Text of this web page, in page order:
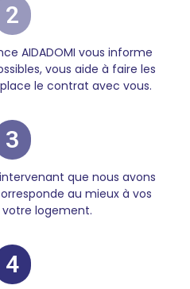
2
AIDADOMI vous informe
vous aide à faire les
le contrat avec vous.
3
que nous avons
au mieux à vos
logement.
4